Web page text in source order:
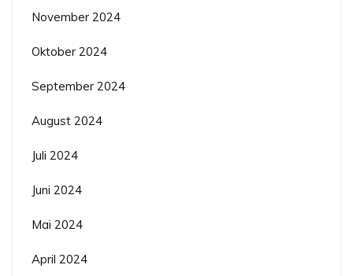
November 2024
Oktober 2024
September 2024
August 2024
Juli 2024
Juni 2024
Mai 2024
April 2024